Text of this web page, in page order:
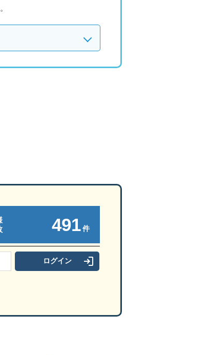
491件